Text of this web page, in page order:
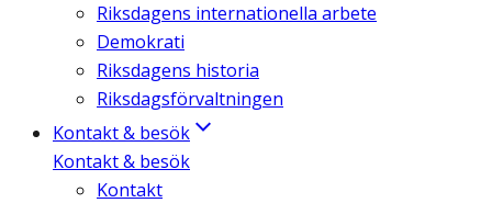
Riksdagens internationella arbete
Demokrati
Riksdagens historia
Riksdagsförvaltningen
Kontakt & besök
Kontakt & besök
Kontakt